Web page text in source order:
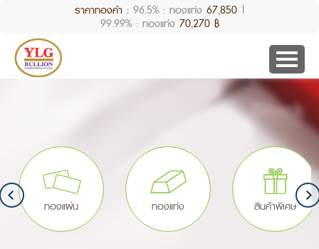
ราคาทองคำ :96.5% : ทองแท่ง 67,850 |
99.99% : ทองแท่ง 70,270 ฿
ทองแผ่น ทองแท่ง สินค้าพิเศษ